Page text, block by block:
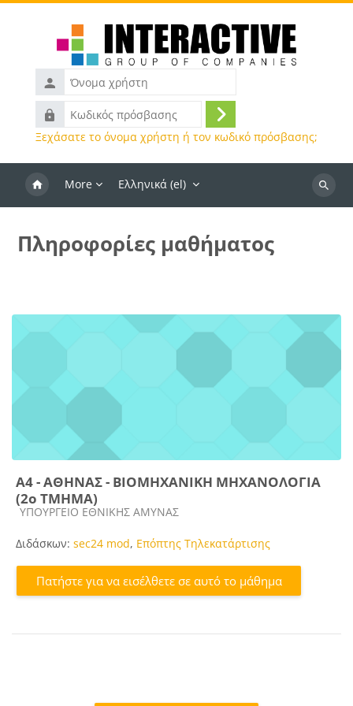
Όνομα
χρήστη
Κωδικός
πρόσβασης
Σύνδεση
Ξεχάσατε το όνομα χρήστη ή τον κωδικό πρόσβασης;
More Ελληνικά ‎(el)‎
Πληροφορίες μαθήματος
A4 - ΑΘΗΝΑΣ - ΒΙΟΜΗΧΑΝΙΚΗ ΜΗΧΑΝΟΛΟΓΙΑ
(2ο ΤΜΗΜΑ)
Κατηγορία μαθήματος
ΥΠΟΥΡΓΕΙΟ ΕΘΝΙΚΗΣ ΑΜΥΝΑΣ
Διδάσκων: sec24 mod, Επόπτης Τηλεκατάρτισης
Πατήστε για να εισέλθετε σε αυτό το μάθημα